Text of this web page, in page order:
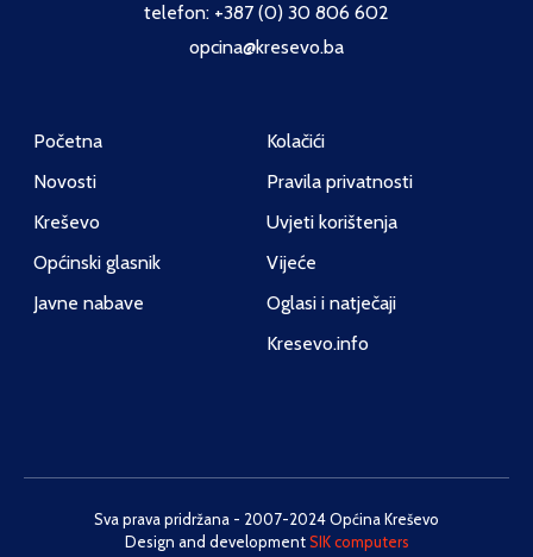
telefon: +387 (0) 30 806 602
opcina@kresevo.ba
Početna
Novosti
Kreševo
Općinski glasnik
Javne nabave
Kolačići
Pravila privatnosti
Uvjeti korištenja
Vijeće
Oglasi i natječaji
Kresevo.info
Sva prava pridržana - 2007-2024 Općina Kreševo
Design and developmentSIK computers